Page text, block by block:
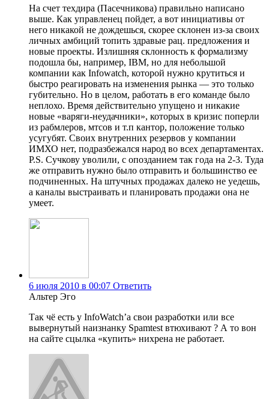
На счет техдира (Пасечникова) правильно написано
выше. Как управленец пойдет, а вот инициативы от
него никакой не дождешься, скорее склонен из-за своих
личных амбиций топить здравые рац. предложения и
новые проекты. Излишняя склонность к формализму
подошла бы, например, IBM, но для небольшой
компании как Infowatch, которой нужно крутиться и
быстро реагировать на изменения рынка — это только
губительно. Но в целом, работать в его команде было
неплохо. Время действительно упущено и никакие
новые «варяги-неудачники», которых в кризис поперли
из рабмлеров, мтсов и т.п кантор, положение только
усугубят. Своих внутренних резервов у компании
ИМХО нет, подразбежался народ во всех департаментах.
P.S. Сучкову уволили, с опозданием так года на 2-3. Туда
же отправить нужно было отправить и большинство ее
подчиненных. На штучных продажах далеко не уедешь,
а каналы выстраивать и планировать продажи она не
умеет.
6 июля 2010 в 00:07 Ответить
Альтер Эго
Так чё есть у InfoWatch’а свои разработки или все
вывернутый наизнанку Spamtest втюхивают ? А то вон
на сайте сцылка «купить» нихрена не работает.